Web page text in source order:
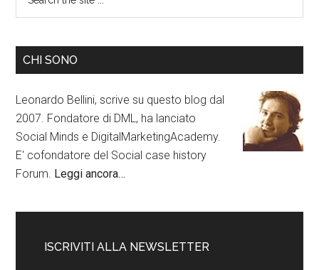
CHI SONO
Leonardo Bellini, scrive su questo blog dal
2007. Fondatore di DML, ha lanciato
Social Minds e DigitalMarketingAcademy.
E' cofondatore del Social case history
Forum. Leggi ancora…
ISCRIVITI ALLA NEWSLETTER